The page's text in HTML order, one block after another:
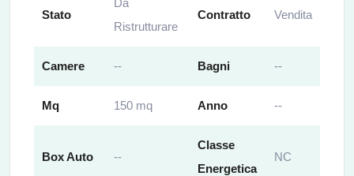
Stato
Ristrutturare
Contratto Vendita
Camere -- Bagni --
Mq 150 mq Anno --
Box Auto --
Classe
Energetica
NC